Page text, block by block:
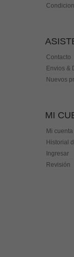
Contacto
Envios &
Nuevos
MI
Mi cuenta
Historial
Ingresar
Revisión